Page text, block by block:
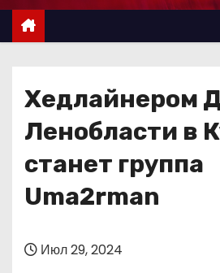
ж
Хедлайнером
Ленобласти в
станет группа
Uma2rman
Июл 29, 2024